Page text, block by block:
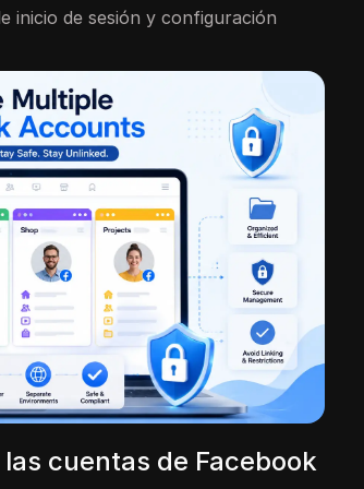
inicio de sesión y configuración
cuentas de Facebook